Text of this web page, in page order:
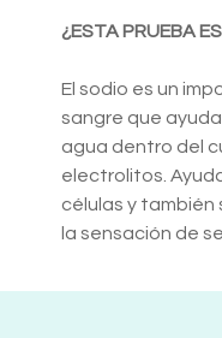
¿ESTA PRUEBA
El sodio es un
sangre que
agua dentro del
electrolitos.
células y también
la sensación de